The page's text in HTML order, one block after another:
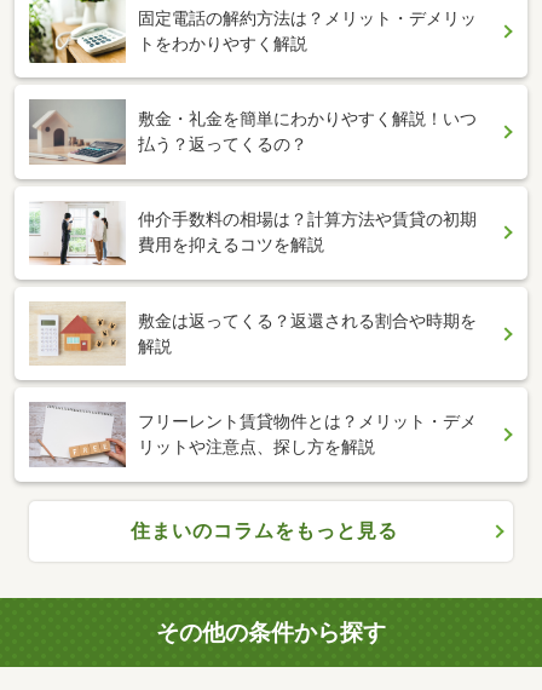
固定電話の解約方法は？メリット・デメリッ
トをわかりやすく解説
敷金・礼金を簡単にわかりやすく解説！いつ
払う？返ってくるの？
仲介手数料の相場は？計算方法や賃貸の初期
費用を抑えるコツを解説
敷金は返ってくる？返還される割合や時期を
解説
フリーレント賃貸物件とは？メリット・デメ
リットや注意点、探し方を解説
住まいのコラムをもっと見る
その他の条件から探す